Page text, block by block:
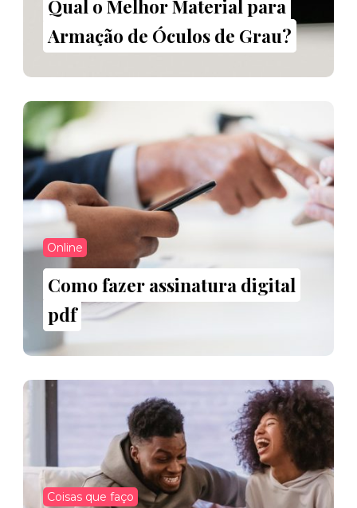
Qual o Melhor Material para
Armação de Óculos de Grau?
Online
Como fazer assinatura digital
pdf
Coisas que faço